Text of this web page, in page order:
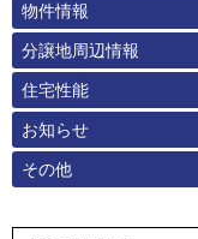
物件情報
分譲地周辺情報
住宅性能
お知らせ
その他